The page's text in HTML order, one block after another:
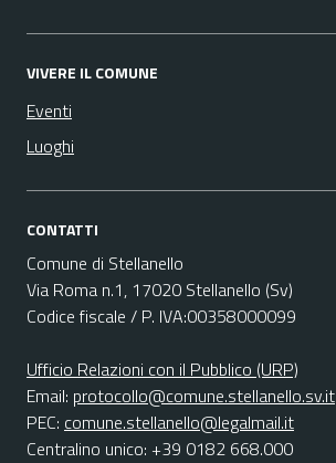
VIVERE IL COMUNE
Eventi
Luoghi
CONTATTI
Comune di Stellanello
Via Roma n.1, 17020 Stellanello (Sv)
Codice fiscale / P. IVA:00358000099
Ufficio Relazioni con il Pubblico (URP)
Email: protocollo@comune.stellanello.sv.it
PEC: comune.stellanello@legalmail.it
Centralino unico: +39 0182 668.000